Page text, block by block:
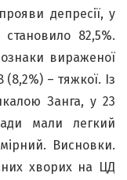
депресії, у
82,5%.
вираженої
(8,2%) – тяжкої. Із
Занга, у 23
мали легкий
Висновки.
хворих на ЦД